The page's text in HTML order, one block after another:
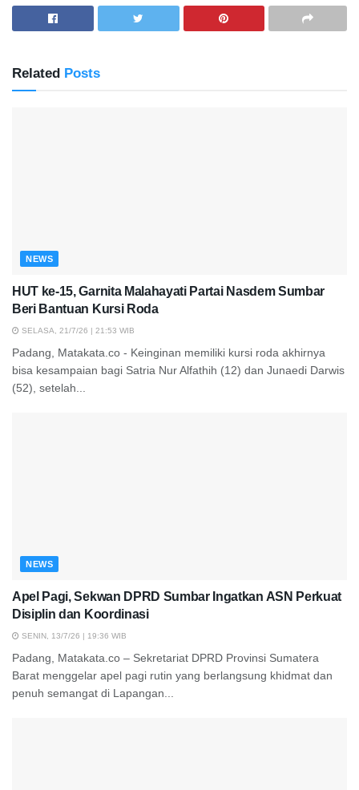
Related Posts
NEWS
HUT ke-15, Garnita Malahayati Partai Nasdem Sumbar
Beri Bantuan Kursi Roda
SELASA, 21/7/26 | 21:53 WIB
Padang, Matakata.co - Keinginan memiliki kursi roda akhirnya
bisa kesampaian bagi Satria Nur Alfathih (12) dan Junaedi Darwis
(52), setelah...
NEWS
Apel Pagi, Sekwan DPRD Sumbar Ingatkan ASN Perkuat
Disiplin dan Koordinasi
SENIN, 13/7/26 | 19:36 WIB
Padang, Matakata.co – Sekretariat DPRD Provinsi Sumatera
Barat menggelar apel pagi rutin yang berlangsung khidmat dan
penuh semangat di Lapangan...